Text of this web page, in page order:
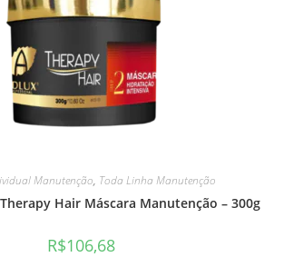
Manutenção, Toda Linha Manutenção
Hair Máscara Manutenção – 300g
R$106,68